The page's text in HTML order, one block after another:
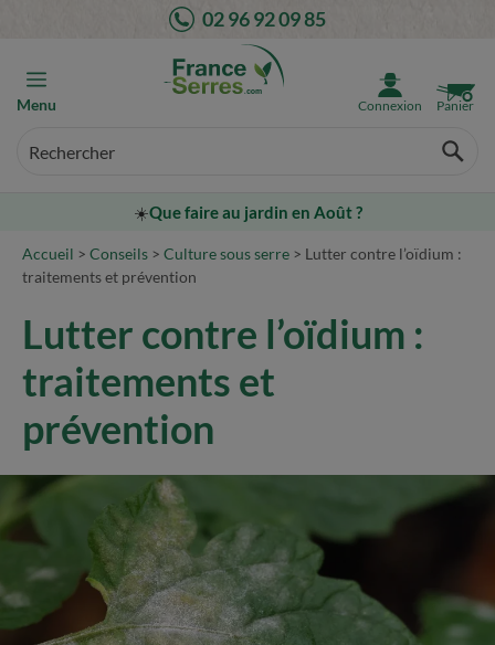
contenu
02 96 92 09 85
Menu Connexion Panier
☀️Que faire au jardin en Août ?
Accueil > Conseils > Culture sous serre > Lutter contre l’oïdium :
traitements et prévention
Lutter contre l’oïdium :
traitements et
prévention